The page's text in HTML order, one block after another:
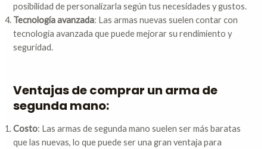
posibilidad de personalizarla según tus necesidades y gustos.
Tecnología avanzada: Las armas nuevas suelen contar con
tecnología avanzada que puede mejorar su rendimiento y
seguridad.
Ventajas de comprar un arma de
segunda mano:
Costo: Las armas de segunda mano suelen ser más baratas
que las nuevas, lo que puede ser una gran ventaja para